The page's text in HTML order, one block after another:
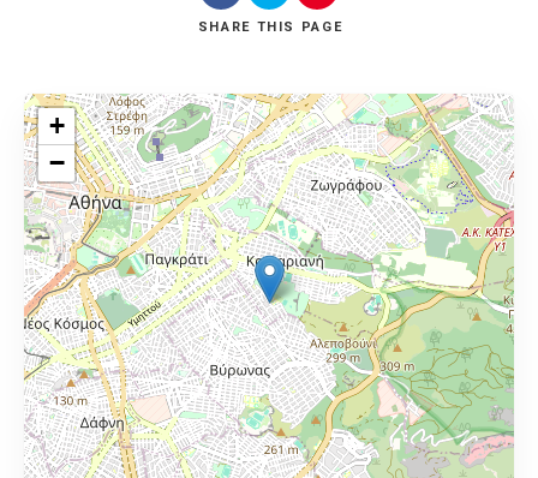
SHARE THIS PAGE
+
−